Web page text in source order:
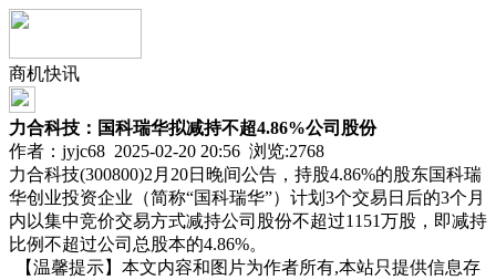
商机快讯
力合科技：国科瑞华拟减持不超4.86%公司股份
作者：jyjc68 2025-02-20 20:56 浏览:2768
力合科技(300800)2月20日晚间公告，持股4.86%的股东国科瑞
华创业投资企业（简称“国科瑞华”）计划3个交易日后的3个月
内以集中竞价交易方式减持公司股份不超过1151万股，即减持
比例不超过公司总股本的4.86%。
【温馨提示】本文内容和图片为作者所有,本站只提供信息存